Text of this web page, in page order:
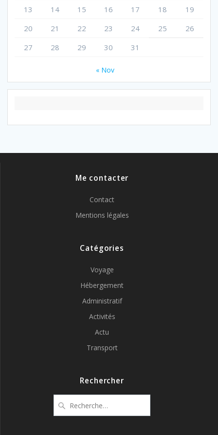
13
14 15 16 17 18
19
20
21 22 23 24 25
26
27
28 29 30 31
« Nov
Me contacter
Contact
Mentions légales
Catégories
Voyage
Hébergement
Administratif
Activités
Actu
Transport
Rechercher
pour